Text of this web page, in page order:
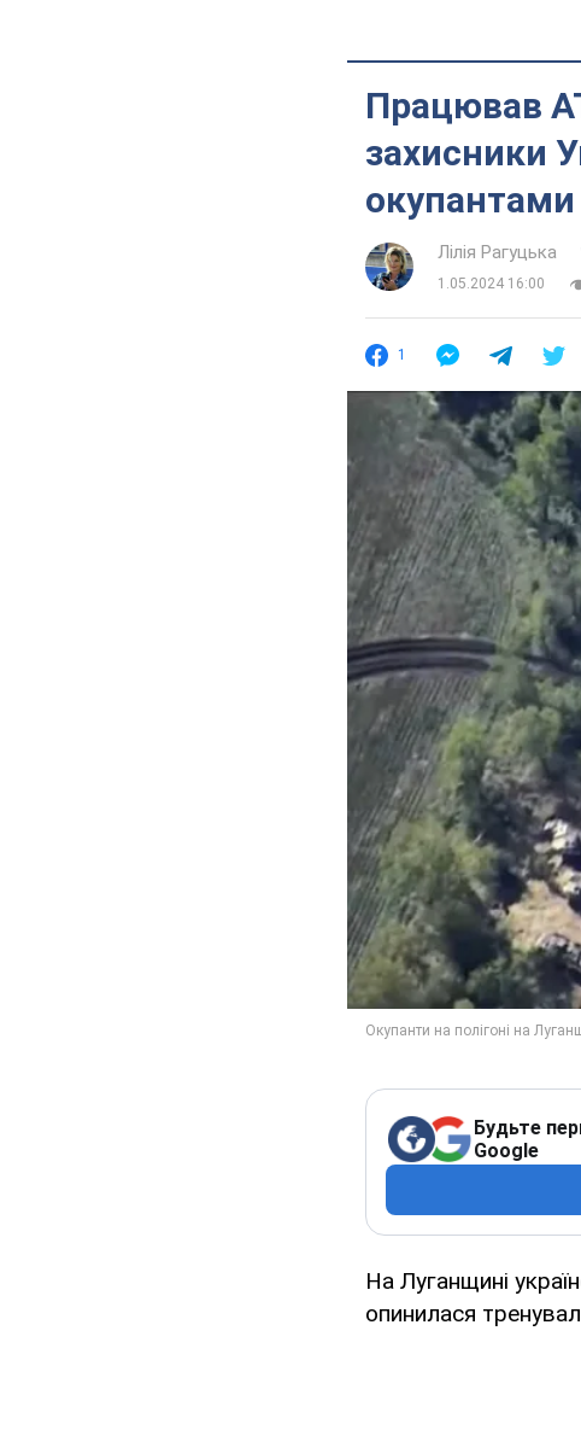
Працював
захисники
Лілія Рагуцька
1.05.2024 16:00
1
Будьте
Google
На Луганщині
опинилася